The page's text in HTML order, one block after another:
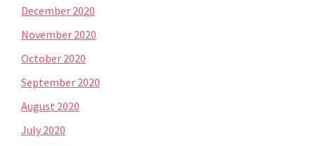
December 2020
November 2020
October 2020
September 2020
August 2020
July 2020